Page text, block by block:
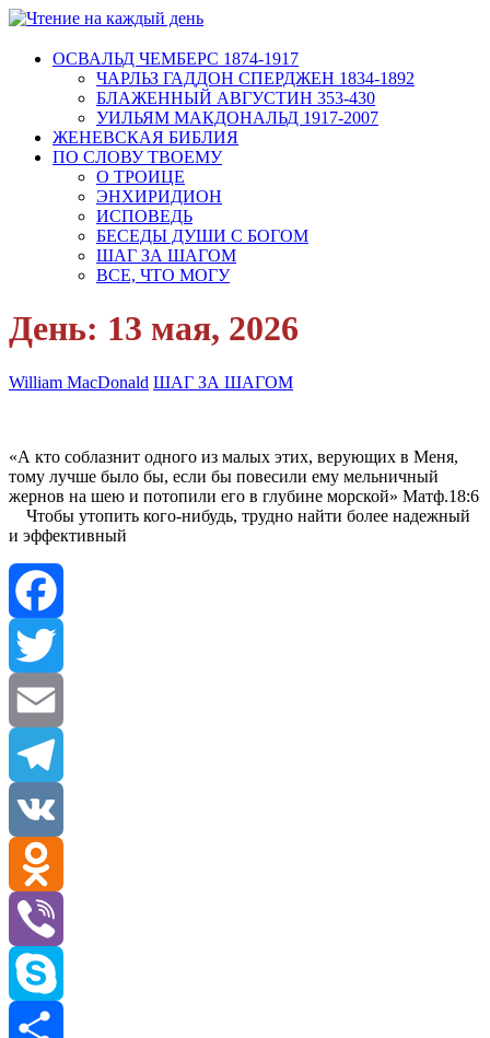
ОСВАЛЬД ЧЕМБЕРС 1874-1917
ЧАРЛЬЗ ГАДДОН СПЕРДЖЕН 1834-1892
БЛАЖЕННЫЙ АВГУСТИН 353-430
УИЛЬЯМ МАКДОНАЛЬД 1917-2007
ЖЕНЕВСКАЯ БИБЛИЯ
ПО СЛОВУ ТВОЕМУ
О ТРОИЦЕ
ЭНХИРИДИОН
ИСПОВЕДЬ
БЕСЕДЫ ДУШИ С БОГОМ
ШАГ ЗА ШАГОМ
ВСЕ, ЧТО МОГУ
День: 13 мая, 2026
William MacDonald ШАГ ЗА ШАГОМ
«А кто соблазнит одного из малых этих, верующих в Меня,
тому лучше было бы, если бы повесили ему мельничный
жернов на шею и потопили его в глубине морской» Матф.18:6
Чтобы утопить кого-нибудь, трудно найти более надежный
и эффективный
Facebook
Twitter
Email
Telegram
VK
Odnoklassniki
Viber
Skype